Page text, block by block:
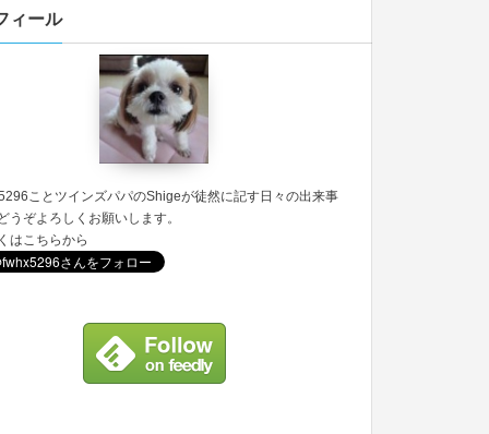
ィール
ことツインズパパのShigeが徒然に記す日々の出来事
うぞよろしくお願いします。
はこちらから